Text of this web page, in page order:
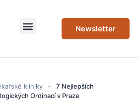
Newsletter
kliniky –
7 Nejlepších
Ordinací v Praze